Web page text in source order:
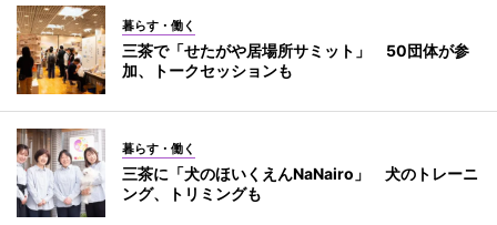
暮らす・働く
三茶で「せたがや居場所サミット」 50団体が参
加、トークセッションも
暮らす・働く
三茶に「犬のほいくえんNaNairo」 犬のトレーニ
ング、トリミングも